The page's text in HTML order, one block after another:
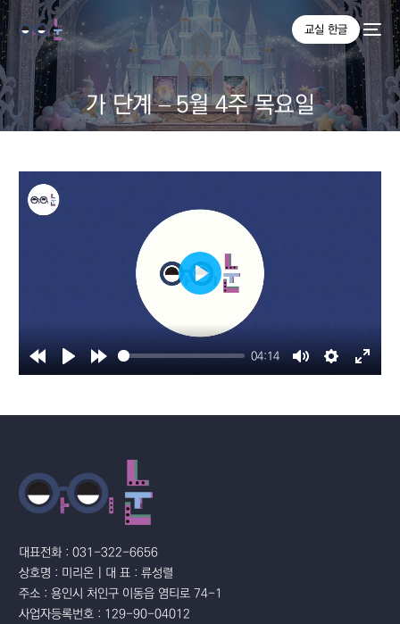
교실 한글
가 단계 – 5월 4주 목요일
Rewind
Play Forward
04:14
MuteSettings
Enter
Play
대표전화 : 031-322-6656
상호명 : 미리온 | 대 표 : 류성렬
주소 : 용인시 처인구 이동읍 염티로 74-1
사업자등록번호 : 129-90-04012